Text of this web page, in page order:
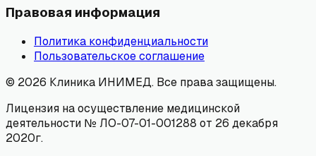
Правовая информация
Политика конфиденциальности
Пользовательское соглашение
© 2026 Клиника ИНИМЕД. Все права защищены.
Лицензия на осуществление медицинской
деятельности № ЛО-07-01-001288 от 26 декабря
2020г.